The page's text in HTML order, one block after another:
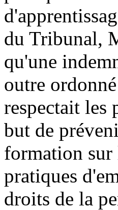
du Tribunal,
qu'une
outre
respectait les
but de
formation sur
pratiques
droits de la